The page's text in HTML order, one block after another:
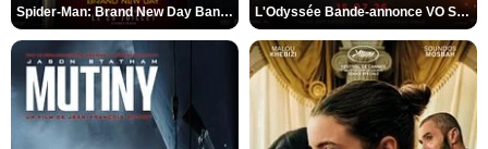
Spider-Man: Brand New Day Bande-annonce VO STFR L'Odyssée Bande-annonce VO STFR